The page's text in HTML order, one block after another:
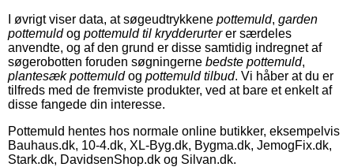
I øvrigt viser data, at søgeudtrykkene pottemuld, garden
pottemuldog pottemuld til krydderurterer særdeles
anvendte, og af den grund er disse samtidig indregnet af
søgerobotten foruden søgningerne bedste pottemuld,
plantesæk pottemuldog pottemuld tilbud. Vi håber at du er
tilfreds med de fremviste produkter, ved at bare et enkelt af
disse fangede din interesse.
Pottemuld hentes hos normale online butikker, eksempelvis
Bauhaus.dk, 10-4.dk, XL-Byg.dk, Bygma.dk, JemogFix.dk,
Stark.dk, DavidsenShop.dk og Silvan.dk.